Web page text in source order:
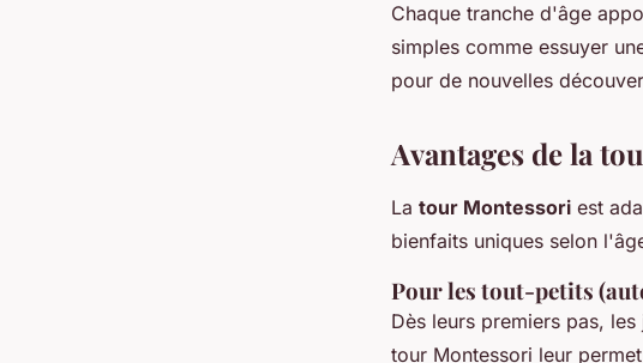
Chaque tranche d'âge
simples comme essuyer
pour de nouvelles
Avantages de la
La tour Montessori est
bienfaits uniques selon
Pour les tout-petits
Dès leurs premiers pas,
tour Montessori leur